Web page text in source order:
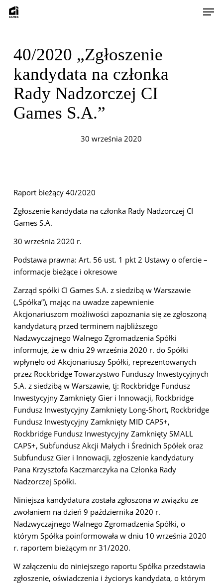
Skip
40/2020 „Zgłoszenie
kandydata na członka
Rady Nadzorczej CI
Games S.A.”
30 września 2020
Raport bieżący 40/2020
Zgłoszenie kandydata na członka Rady Nadzorczej CI
Games S.A.
30 września 2020 r.
Podstawa prawna: Art. 56 ust. 1 pkt 2 Ustawy o ofercie –
informacje bieżące i okresowe
Zarząd spółki CI Games S.A. z siedzibą w Warszawie
(„Spółka”), mając na uwadze zapewnienie
Akcjonariuszom możliwości zapoznania się ze zgłoszoną
kandydaturą przed terminem najbliższego
Nadzwyczajnego Walnego Zgromadzenia Spółki
informuje, że w dniu 29 września 2020 r. do Spółki
wpłynęło od Akcjonariuszy Spółki, reprezentowanych
przez Rockbridge Towarzystwo Funduszy Inwestycyjnych
S.A. z siedzibą w Warszawie, tj: Rockbridge Fundusz
Inwestycyjny Zamknięty Gier i Innowacji, Rockbridge
Fundusz Inwestycyjny Zamknięty Long-Short, Rockbridge
Fundusz Inwestycyjny Zamknięty MID CAPS+,
Rockbridge Fundusz Inwestycyjny Zamknięty SMALL
CAPS+, Subfundusz Akcji Małych i Średnich Spółek oraz
Subfundusz Gier i Innowacji, zgłoszenie kandydatury
Pana Krzysztofa Kaczmarczyka na Członka Rady
Nadzorczej Spółki.
Niniejsza kandydatura została zgłoszona w związku ze
zwołaniem na dzień 9 października 2020 r.
Nadzwyczajnego Walnego Zgromadzenia Spółki, o
którym Spółka poinformowała w dniu 10 września 2020
r. raportem bieżącym nr 31/2020.
W załączeniu do niniejszego raportu Spółka przedstawia
zgłoszenie, oświadczenia i życiorys kandydata, o którym